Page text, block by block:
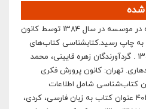
شده
بخشی از اطلاعاتی گردآوری شده در موسسه در سال ۱۳۸۴ توسط کانون
به چاپ رسید.كتابشناسی كتاب‌های
كودكان و نوجوانان از ۱۳۰۰ – ۱۳۵۷ . گردآورندگان زهره قايينی، محمد
تهران: كانون پرورش فكری
نوجوانان، ۱۳۸۴. ٢ج.اين كتاب‌شناسی شامل اطلاعات
توصيفی، تحليلی و چكيده ی ۴۰۲۰ عنوان كتاب به زبان فارسی، كردی،